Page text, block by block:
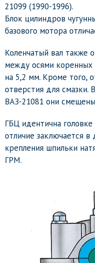
21099 (1990-1996).
Блок цилиндров
базового мотора
Коленчатый вал также
между осями
на 5,2 мм. Кроме того,
отверстия для смазки.
ВАЗ-21081 они
ГБЦ идентична
отличие заключается
крепления шпильки
ГРМ.